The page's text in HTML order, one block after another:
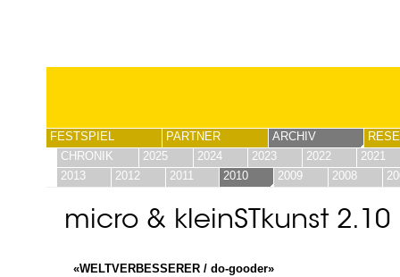
FESTSPIEL PARTNER ARCHIV
CHRONIK
2025 2024 2023 2022
2021
2013
2012 2011 2010 2009 2008
micro & kleinSTkunst 2.10
«WELTVERBESSERER / do-gooder»